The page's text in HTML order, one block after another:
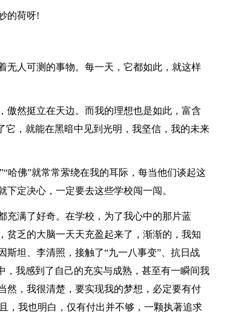
的荷呀!
无人可测的事物。每一天，它都如此，就这样
傲然挺立在天边。而我的理想也是如此，富含
它，就能在黑暗中见到光明，我坚信，我的未来
哈佛”就常常萦绕在我的耳际，每当他们谈起这
定决心，一定要去这些学校闯一闯。
充满了好奇。在学校，为了我心中的那片蓝
贫乏的大脑一天天充盈起来了，渐渐的，我知
坦、李清照，接触了“九一八事变”、抗日战
我感到了自己的充实与成熟，甚至有一瞬间我
然，我很清楚，要实现我的梦想，必定要有付
，我也明白，仅有付出并不够，一颗执著追求